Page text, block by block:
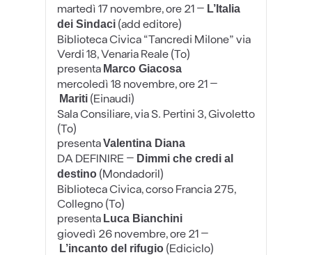
martedì 17 novembre, ore 21– L’Italia
dei Sindaci(add editore)
Biblioteca Civica “Tancredi Milone” via
Verdi 18, Venaria Reale (To)
presenta Marco Giacosa
mercoledì 18 novembre, ore 21–
Mariti(Einaudi)
Sala Consiliare, via S. Pertini 3, Givoletto
(To)
presentaValentina Diana
DA DEFINIRE – Dimmi che credi al
destino(MondadoriI)
Biblioteca Civica, corso Francia 275,
Collegno (To)
presenta Luca Bianchini
giovedì 26 novembre, ore 21–
L’incanto del rifugio(Ediciclo)